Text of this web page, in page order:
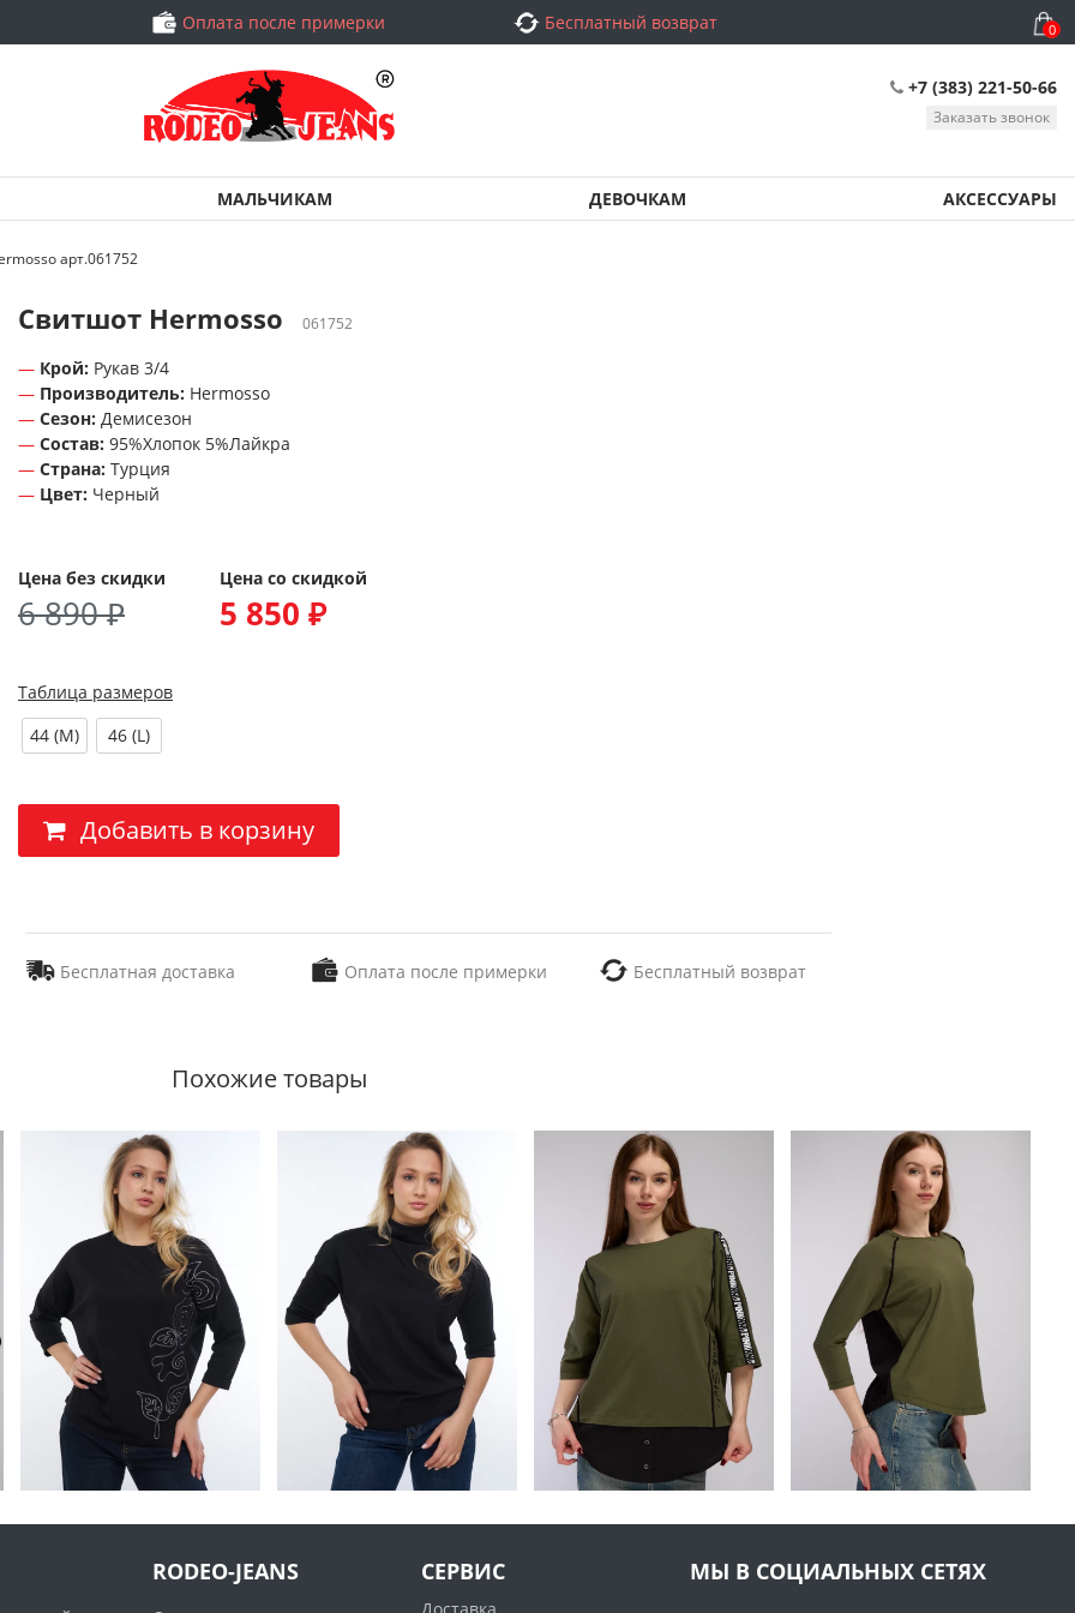
Оплата после примерки Бесплатный возврат 0
+7 (383) 221-50-66
Заказать звонок
МАЛЬЧИКАМ ДЕВОЧКАМ АКСЕССУАРЫ
арт.061752
Свитшот Hermosso 061752
Крой: Рукав 3/4
Производитель: Hermosso
Сезон: Демисезон
Состав: 95%Хлопок 5%Лайкра
Страна: Турция
Цвет: Черный
Цена без скидки
6 890 ₽
Цена со скидкой
5 850 ₽
Таблица размеров
44 (M)
46 (L)
Добавить в корзину
Бесплатная доставка Оплата после примерки Бесплатный возврат
Похожие товары
RODEO-JEANS СЕРВИС МЫ В СОЦИАЛЬНЫХ СЕТЯХ